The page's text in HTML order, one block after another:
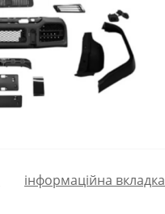
інформаційна вкладка